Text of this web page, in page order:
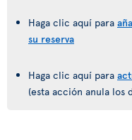
Haga clic aquí para
su reserva
Haga clic aquí para
(esta acción anula los